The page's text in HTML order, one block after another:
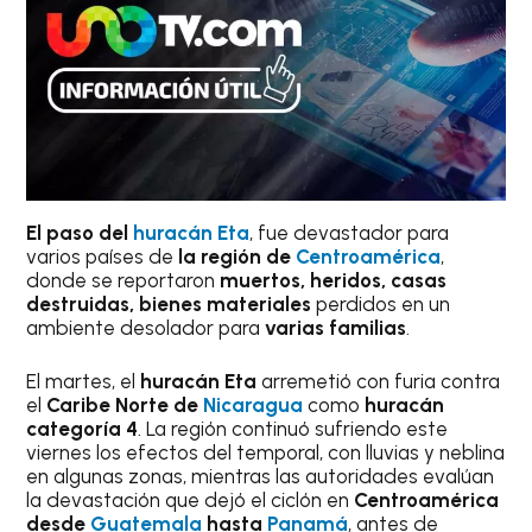
El paso del huracán Eta, fue devastador para
varios países de la región de Centroamérica,
donde se reportaron muertos, heridos, casas
destruidas, bienes materiales perdidos en un
ambiente desolador paravarias familias.
El martes, el huracán Eta arremetió con furia contra
el Caribe Norte de Nicaragua como huracán
categoría 4. La región continuó sufriendo este
viernes los efectos del temporal, con lluvias y neblina
en algunas zonas, mientras las autoridades evalúan
la devastación que dejó el ciclón en Centroamérica
desde Guatemala hasta Panamá, antes de